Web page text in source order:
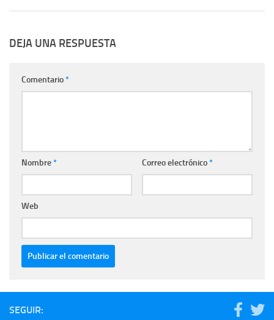
DEJA UNA RESPUESTA
Comentario*
Nombre* Correo electrónico*
Web
SEGUIR: